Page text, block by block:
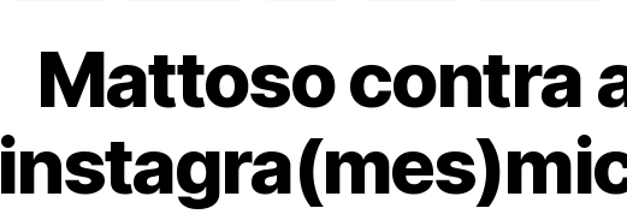
Mattoso contra